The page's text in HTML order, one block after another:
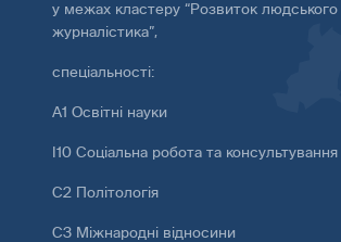
у межах кластеру “Розвиток людського
журналістика”,
спеціальності:
А1 Освітні науки
І10 Соціальна робота та консультування
С2 Політологія
С3 Міжнародні відносини